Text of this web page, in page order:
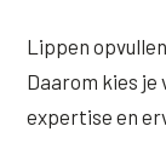
Alle
Lippen
Daarom kies
expertise en